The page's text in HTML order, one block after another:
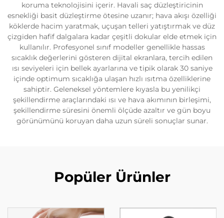
koruma teknolojisini içerir. Havali saç düzleştiricinin
esnekliği basit düzleştirme ötesine uzanır; hava akışı özelliği
köklerde hacim yaratmak, uçuşan telleri yatıştırmak ve düz
çizgiden hafif dalgalara kadar çeşitli dokular elde etmek için
kullanılır. Profesyonel sınıf modeller genellikle hassas
sıcaklık değerlerini gösteren dijital ekranlara, tercih edilen
ısı seviyeleri için bellek ayarlarına ve tipik olarak 30 saniye
içinde optimum sıcaklığa ulaşan hızlı ısıtma özelliklerine
sahiptir. Geleneksel yöntemlere kıyasla bu yenilikçi
şekillendirme araçlarındaki ısı ve hava akımının birleşimi,
şekillendirme süresini önemli ölçüde azaltır ve gün boyu
görünümünü koruyan daha uzun süreli sonuçlar sunar.
Popüler Ürünler